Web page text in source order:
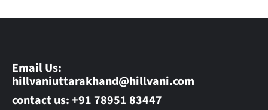
Email Us:
hillvaniuttarakhand@hillvani.com
contact us: +91 78951 83447